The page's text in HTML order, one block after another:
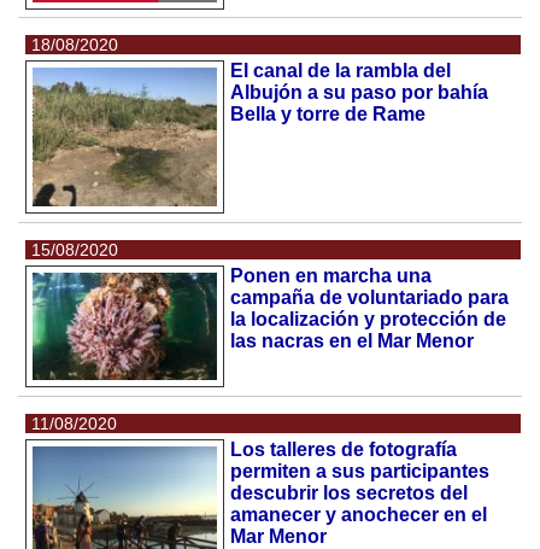
18/08/2020
El canal de la rambla del
Albujón a su paso por bahía
Bella y torre de Rame
15/08/2020
Ponen en marcha una
campaña de voluntariado para
la localización y protección de
las nacras en el Mar Menor
11/08/2020
Los talleres de fotografía
permiten a sus participantes
descubrir los secretos del
amanecer y anochecer en el
Mar Menor